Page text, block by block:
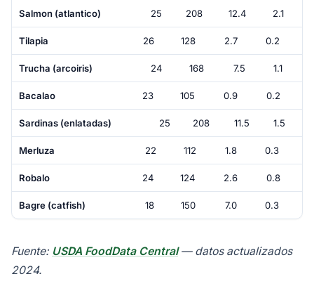
Salmon (atlantico) 25 208 12.4 2.1
Tilapia 26 128 2.7 0.2
Trucha (arcoiris) 24 168 7.5 1.1
Bacalao 23 105 0.9 0.2
Sardinas (enlatadas) 25 208 11.5 1.5
Merluza 22 112 1.8 0.3
Robalo 24 124 2.6 0.8
Bagre (catfish) 18 150 7.0 0.3
Fuente: USDA FoodData Central— datos actualizados
2024.